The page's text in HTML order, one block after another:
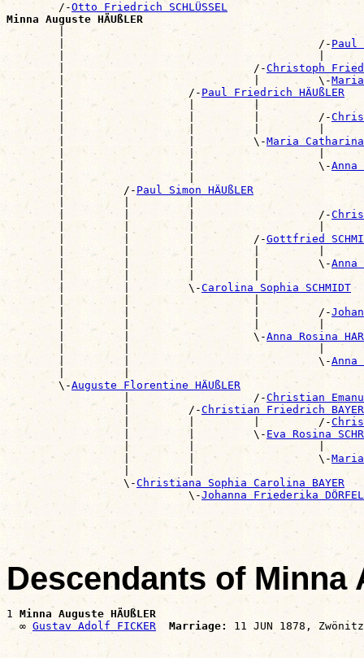
        /-
Otto Friedrich SCHLÜSSEL
Minna Auguste HÄUßLER
|
        |                                       /-
Paul
|                                       |
        |                             /-
Christoph
        |                             |         \-
Maria
        |                   /-
Paul Friedrich HÄUßLER
|                   |         |
        |                   |         |         /-
|                   |         |         |
        |                   |         \-
Maria Catharina
|                   |                   |
        |                   |                   \-
Anna
|                   |
        |         /-
Paul Simon HÄUßLER
|         |         |
        |         |         |                   /-
|         |         |                   |
        |         |         |         /-
Gottfried
|         |         |         |         |
        |         |         |         |         \-
Anna
        |         |         \-
Carolina Sophia SCHMIDT
|         |                   |
        |         |                   |         /-
|         |                   |         |
        |         |                   \-
Anna Rosina
|         |                             |
        |         |                             \-
Anna
|         |
        \-
Auguste Florentine HÄUßLER
                  |                   /-
Christian
                  |         /-
Christian Friedrich BAYER
                  |         |         |         /-
                  |         |         \-
Eva Rosina
|         |                   |
                  |         |                   \-
|         |
                  \-
Christiana Sophia Carolina BAYER
                            \-
Johanna Friederika DÖRFEL
Descendants of Minna
1 Minna Auguste HÄUßLER
  ∞
Gustav Adolf FICKER Marriage: